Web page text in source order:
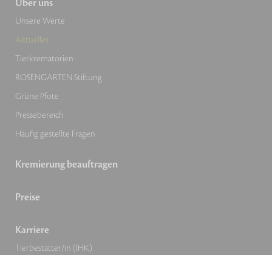
Über uns
Unsere Werte
Aktuelles
Tierkrematorien
ROSENGARTEN-Stiftung
Grüne Pfote
Pressebereich
Häufig gestellte Fragen
Kremierung beauftragen
Preise
Karriere
Tierbestatter/in (IHK)